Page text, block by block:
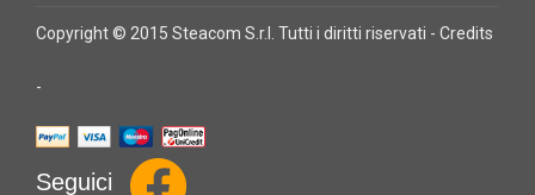
Copyright © 2015 Steacom S.r.l. Tutti i diritti riservati - Credits
-
Seguici